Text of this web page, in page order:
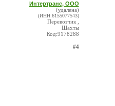
Интертранс, ООО
(удалена)
(ИНН:6155077543)
Перевозчик ,
Шахты
Код:9178288
#4